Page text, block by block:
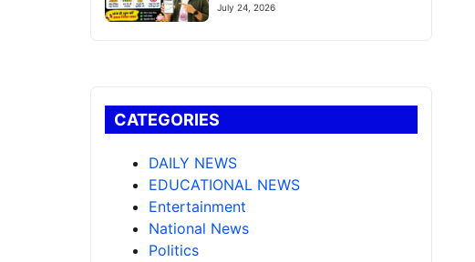
July 24, 2026
CATEGORIES
DAILY NEWS
EDUCATIONAL NEWS
Entertainment
National News
Politics